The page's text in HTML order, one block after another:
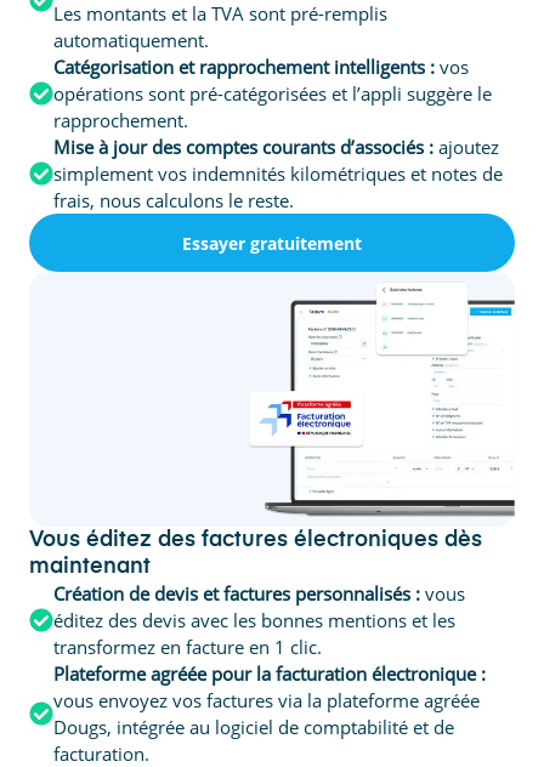
Les montants et la TVA sont pré-remplis
automatiquement.
Catégorisation et rapprochement intelligents : vos
opérations sont pré-catégorisées et l’appli suggère le
rapprochement.
Mise à jour des comptes courants d’associés : ajoutez
simplement vos indemnités kilométriques et notes de
frais, nous calculons le reste.
Essayer gratuitement
Vous éditez des factures électroniques dès
maintenant
Création de devis et factures personnalisés : vous
éditez des devis avec les bonnes mentions et les
transformez en facture en 1 clic.
Plateforme agréée pour la facturation électronique :
vous envoyez vos factures via la plateforme agréée
Dougs, intégrée au logiciel de comptabilité et de
facturation.